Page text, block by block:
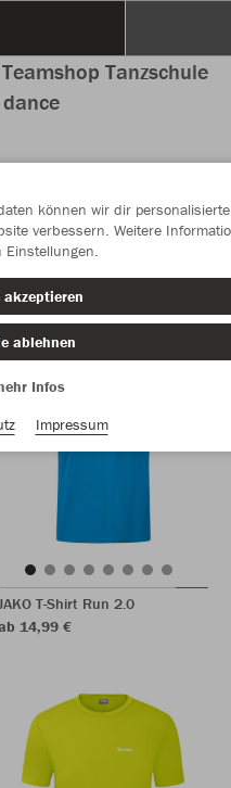
Tanzschule
T-Shirt Run 2.0
14,99 €
können wir dir personalisierte
verbessern. Weitere
Einstellungen.
akzeptieren
ablehnen
Infos
Impressum